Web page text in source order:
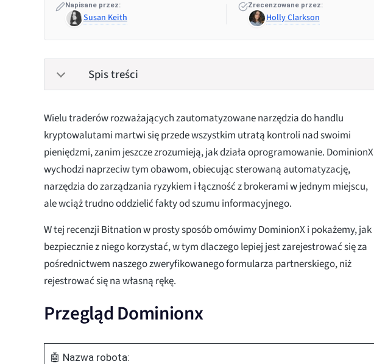
Napisane przez:
Susan Keith
Zrecenzowane przez:
Holly Clarkson
Spis treści
Wielu traderów rozważających zautomatyzowane narzędzia do handlu
kryptowalutami martwi się przede wszystkim utratą kontroli nad swoimi
pieniędzmi, zanim jeszcze zrozumieją, jak działa oprogramowanie. DominionX
wychodzi naprzeciw tym obawom, obiecując sterowaną automatyzację,
narzędzia do zarządzania ryzykiem i łączność z brokerami w jednym miejscu,
ale wciąż trudno oddzielić fakty od szumu informacyjnego.
W tej recenzji Bitnation w prosty sposób omówimy DominionX i pokażemy, jak
bezpiecznie z niego korzystać, w tym dlaczego lepiej jest zarejestrować się za
pośrednictwem naszego zweryfikowanego formularza partnerskiego, niż
rejestrować się na własną rękę.
Przegląd Dominionx
🤖 Nazwa robota: